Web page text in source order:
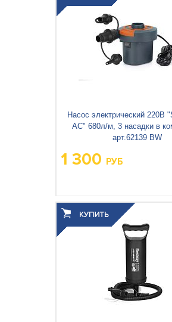
Насос электрический 220В
AC" 680л/м, 3 насадки в
арт.62139 BW
1 300 РУБ
Объём упаковки, м